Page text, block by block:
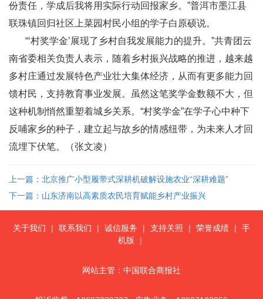
份责任，学成后我将用实际行动回报家乡。”普洱市墨江县
联珠镇回归社区上菜园村民小组的学子白原硕说。
“‘村奖学金’展现了乡村自我发展能力的提升。”共青团云
南省委相关负责人表示，随着乡村振兴战略的推进，越来越
多村庄通过发展特色产业壮大集体经济，从而有更多能力回
馈村民，支持教育事业发展。虽然这笔奖学金数额不大，但
这种机制悄然重塑着城乡关系。“村奖学金”在学子心中种下
反哺家乡的种子，建立起与故乡的情感纽带，为未来人才回
流埋下伏笔。（张文凌）
上一篇：北京推广小型履带式深耕机破解设施农业“深耕难题”
下一篇：山东济南以高素质农民培育赋能乡村产业振兴
关于我们 | 联系我们 | 诚信服务 | 支持关照 | 荣誉成绩 |
手
机版
|
网站主管：中国联合商报社